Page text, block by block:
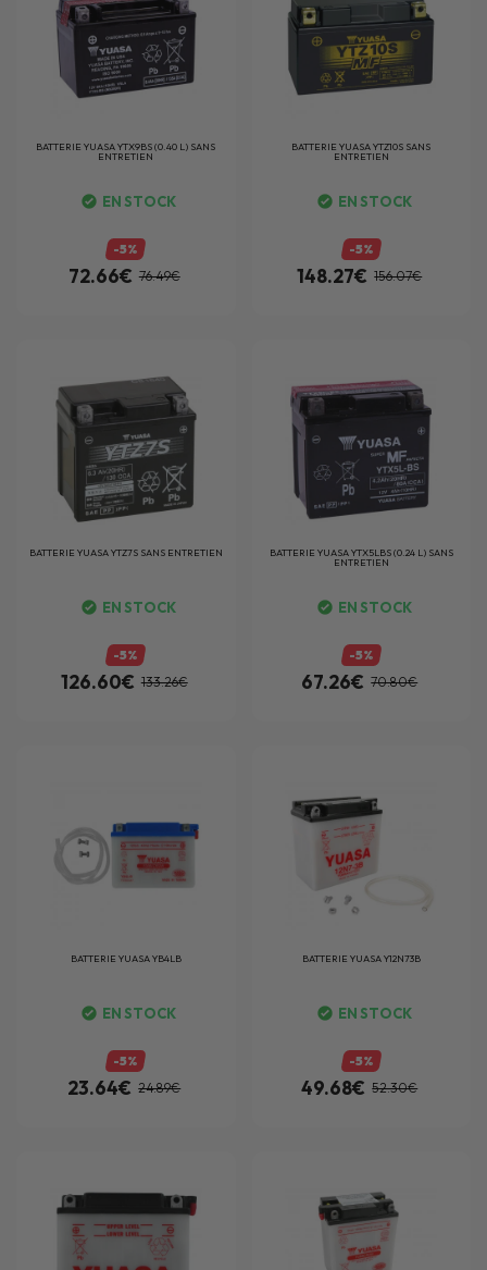
BATTERIE YUASA YTX9BS (0.40 L) SANS
ENTRETIEN
EN STOCK
-5%
72.66€ 76.49€
BATTERIE YUASA YTZ10S SANS
ENTRETIEN
EN STOCK
-5%
148.27€ 156.07€
BATTERIE YUASA YTZ7S SANS ENTRETIEN
EN STOCK
-5%
126.60€ 133.26€
BATTERIE YUASA YTX5LBS (0.24 L) SANS
ENTRETIEN
EN STOCK
-5%
67.26€ 70.80€
BATTERIE YUASA YB4LB
EN STOCK
-5%
23.64€ 24.89€
BATTERIE YUASA Y12N73B
EN STOCK
-5%
49.68€ 52.30€